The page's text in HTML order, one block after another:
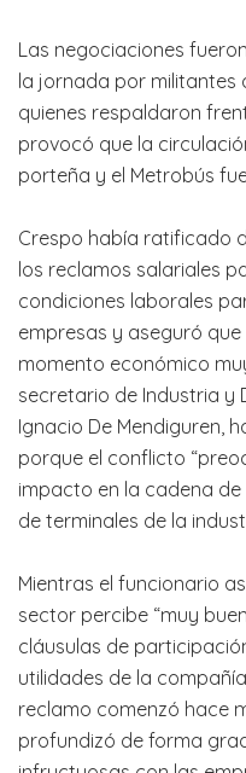
Las negociaciones
la jornada por militantes
quienes respaldaron
provocó que la
porteña y el Metrobús
Crespo había ratificado
los reclamos salariales
condiciones laborales
empresas y aseguró
momento económico
secretario de Industria y
Ignacio De Mendiguren,
porque el conflicto
impacto en la cadena
de terminales de la
Mientras el funcionario
sector percibe “muy
cláusulas de
utilidades de la
reclamo comenzó hace
profundizó de forma